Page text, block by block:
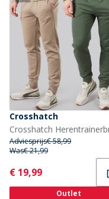
Crosshatch
Adviesprijs€ 58,99
Was€ 21,99
Current
€ 19,99
Outlet